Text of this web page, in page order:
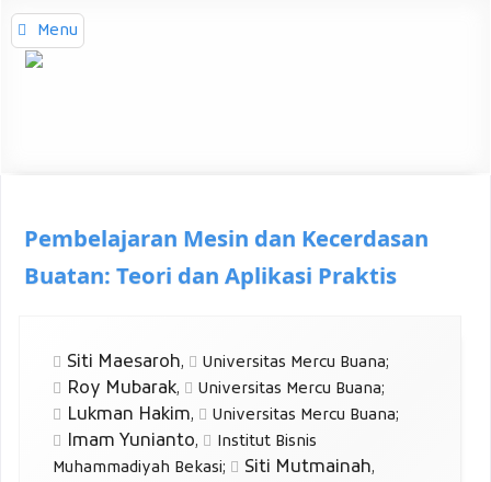
Menu
Pembelajaran Mesin dan Kecerdasan
Buatan: Teori dan Aplikasi Praktis
Siti Maesaroh, Universitas Mercu Buana;
Roy Mubarak, Universitas Mercu Buana;
Lukman Hakim, Universitas Mercu Buana;
Imam Yunianto,
Institut Bisnis
Muhammadiyah Bekasi; Siti Mutmainah,